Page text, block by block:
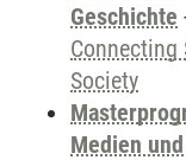
Geschichte
Connecting
Society
Medien